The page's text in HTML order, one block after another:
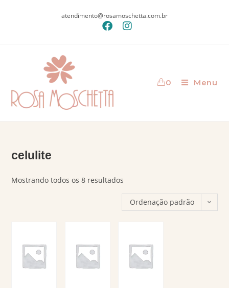
atendimento@rosamoschetta.com.br
0 Menu
celulite
Mostrando todos os 8 resultados
Ordenação padrão